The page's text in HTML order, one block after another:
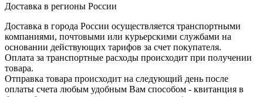
Доставка в регионы России
Доставка в города России осуществляется транспортными
компаниями, почтовыми или курьерскими службами на
основании действующих тарифов за счет покупателя.
Оплата за транспортные расходы происходит при получении
товара.
Отправка товара происходит на следующий день после
оплаты счета любым удобным Вам способом - квитанция в